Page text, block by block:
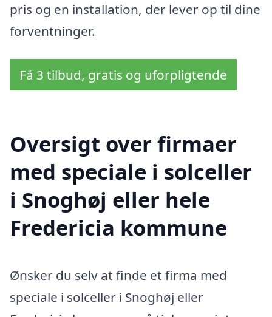
pris og en installation, der lever op til dine
forventninger.
Få 3 tilbud, gratis og uforpligtende
Oversigt over firmaer
med speciale i solceller
i Snoghøj eller hele
Fredericia kommune
Ønsker du selv at finde et firma med
speciale i solceller i Snoghøj eller